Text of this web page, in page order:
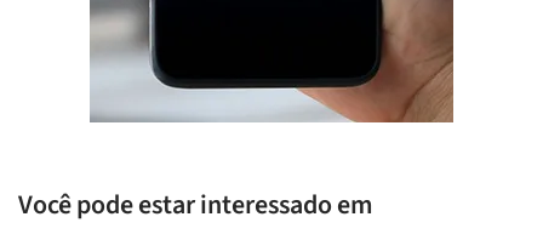
Você pode estar interessado em